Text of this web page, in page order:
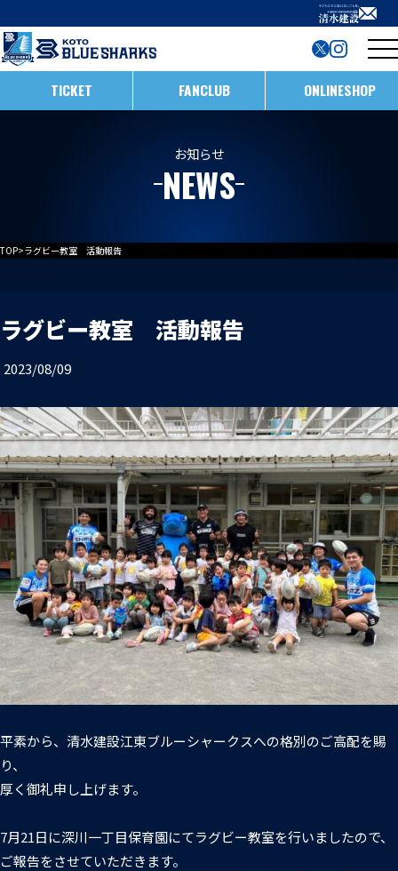
TICKET FANCLUB ONLINESHOP
お知らせ
NEWS
TOP>ラグビー教室 活動報告
ラグビー教室 活動報告
2023/08/09
平素から、清水建設江東ブルーシャークスへの格別のご高配を賜
り、
厚く御礼申し上げます。
7月21日に深川一丁目保育園にてラグビー教室を行いましたので、
ご報告をさせていただきます。
インフォメーション
お知らせ
普及活動
D1/D2入替戦
第6戦ホストゲーム
青鮫祭り2026
第4戦ホストゲーム
第3戦ホストゲーム
第2戦ホストゲーム
第1戦ホストゲーム
チームについて
チームの歴史
ホストのご案内
ACADEMY
ファンクラブ
チケット
パートナー
パートナー一覧
パートナー募集
お問い合わせ
プライバシーポリシー